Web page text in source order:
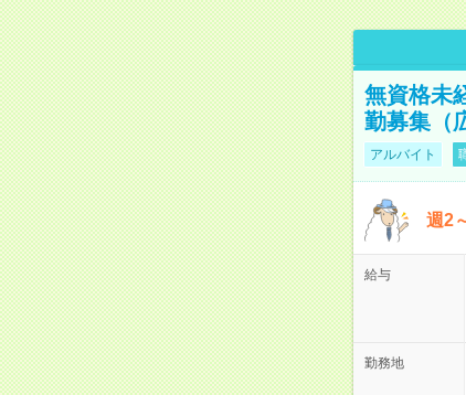
無資格未
勤募集（
アルバイト
週2
給与
勤務地